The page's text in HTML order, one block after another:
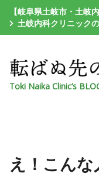
【岐阜県土岐市・土岐
土岐内科クリニック
Toki Naika Clinic’s
え！こん